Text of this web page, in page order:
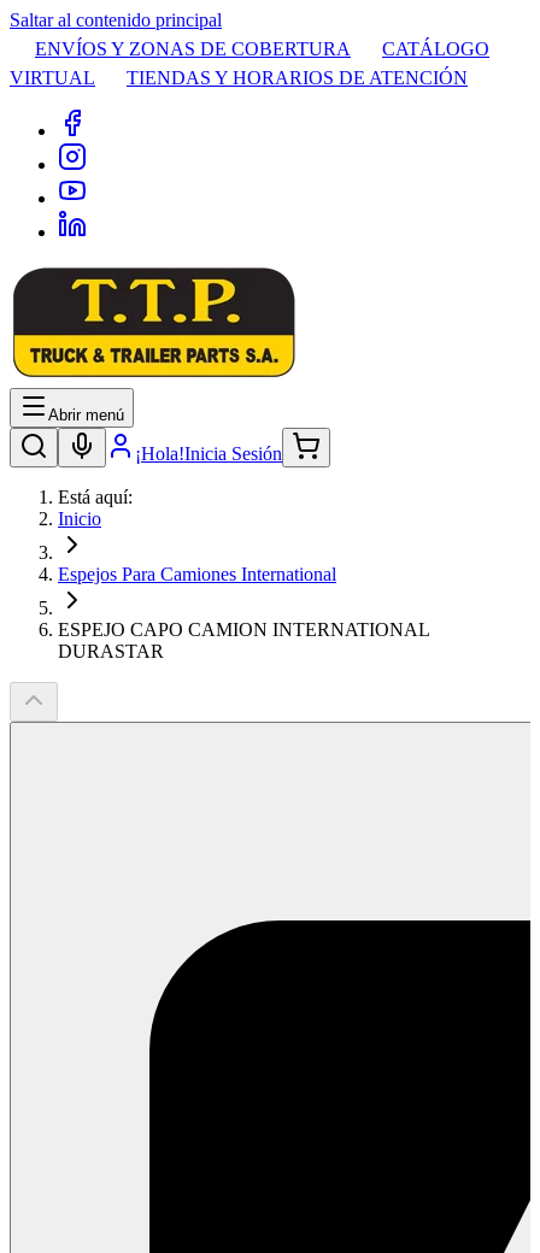
Saltar al contenido principal
ENVÍOS Y ZONAS DE COBERTURA
CATÁLOGO
VIRTUAL
TIENDAS Y HORARIOS DE ATENCIÓN
Abrir menú
¡Hola!Inicia Sesión
Está aquí:
Inicio
Espejos Para Camiones International
ESPEJO CAPO CAMION INTERNATIONAL
DURASTAR